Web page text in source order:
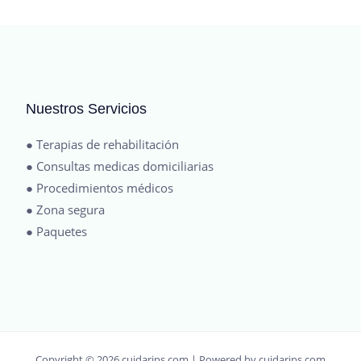
Nuestros Servicios
● Terapias de rehabilitación
● Consultas medicas domiciliarias
● Procedimientos médicos
● Zona segura
● Paquetes